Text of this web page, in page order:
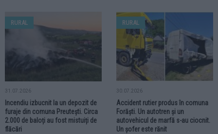
RURAL
31.07.2026
Incendiu izbucnit la un depozit de
furaje din comuna Preutești. Circa
2.000 de baloți au fost mistuiți de
flăcări
RURAL
30.07.2026
Accident rutier produs în comuna
Forăști. Un autotren și un
autovehicul de marfă s-au ciocnit.
Un șofer este rănit